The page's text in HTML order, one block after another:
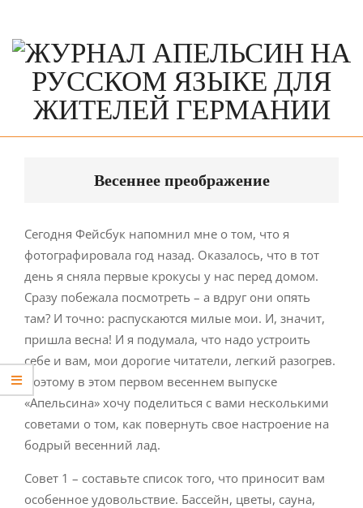
content
Весеннее преображение
Сегодня Фейсбук напомнил мне о том, что я
фотографировала год назад. Оказалось, что в тот
день я сняла первые крокусы у нас перед домом.
Сразу побежала посмотреть – а вдруг они опять
там? И точно: распускаются милые мои. И, значит,
пришла весна! И я подумала, что надо устроить
себе и вам, мои дорогие читатели, легкий разогрев.
Поэтому в этом первом весеннем выпуске
«Апельсина» хочу поделиться с вами несколькими
советами о том, как повернуть свое настроение на
бодрый весенний лад.
Совет 1 – составьте список того, что приносит вам
особенное удовольствие. Бассейн, цветы, сауна,